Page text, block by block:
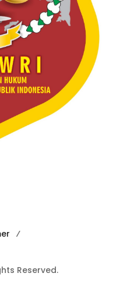
Reserved.